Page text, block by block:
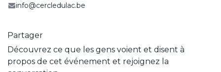
info@cercledulac.be
Partager
Découvrez ce que les gens voient et disent à
propos de cet événement et rejoignez la